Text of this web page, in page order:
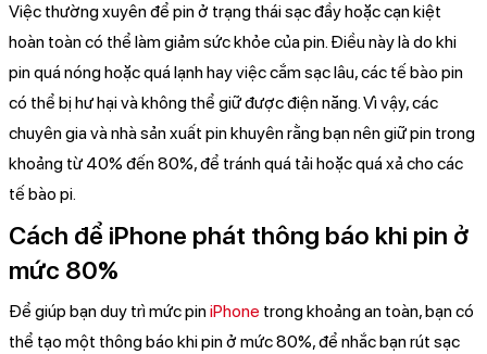
Việc thường xuyên để pin ở trạng thái sạc đầy hoặc cạn kiệt
hoàn toàn có thể làm giảm sức khỏe của pin. Điều này là do khi
pin quá nóng hoặc quá lạnh hay việc cắm sạc lâu, các tế bào pin
có thể bị hư hại và không thể giữ được điện năng. Vì vậy, các
chuyên gia và nhà sản xuất pin khuyên rằng bạn nên giữ pin trong
khoảng từ 40% đến 80%, để tránh quá tải hoặc quá xả cho các
tế bào pi.
Cách để iPhone phát thông báo khi pin ở
mức 80%
Để giúp bạn duy trì mức piniPhone trong khoảng an toàn, bạn có
thể tạo một thông báo khi pin ở mức 80%, để nhắc bạn rút sạc